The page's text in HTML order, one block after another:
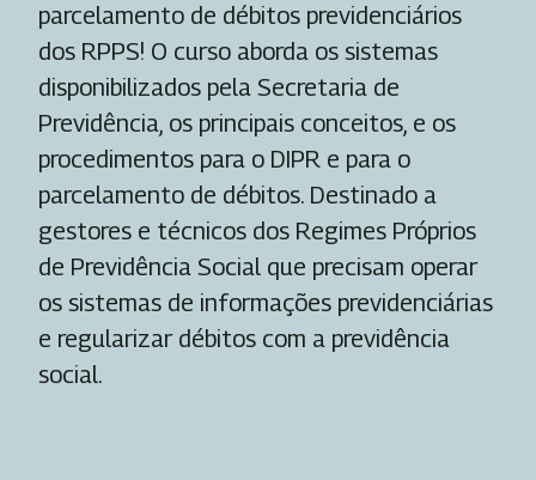
parcelamento de débitos previdenciários
dos RPPS! O curso aborda os sistemas
disponibilizados pela Secretaria de
Previdência, os principais conceitos, e os
procedimentos para o DIPR e para o
parcelamento de débitos. Destinado a
gestores e técnicos dos Regimes Próprios
de Previdência Social que precisam operar
os sistemas de informações previdenciárias
e regularizar débitos com a previdência
social.